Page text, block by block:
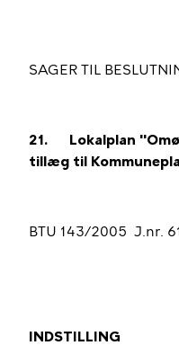
SAGER TIL
21.
Lokalplan
tillæg til
BTU 143/2005 J.nr.
INDSTILLING